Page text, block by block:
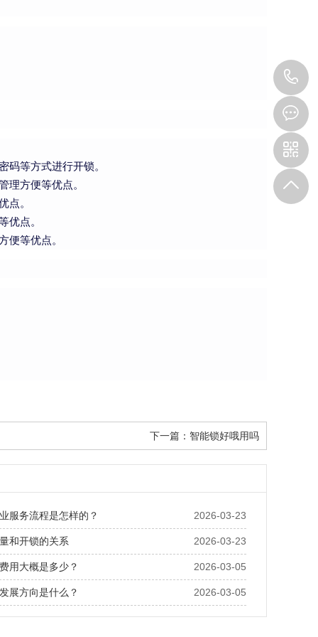
码等方式进行开锁。
理方便等优点。
点。
优点。
便等优点。
下一篇： 智能锁好哦用吗
2026-03-23
服务流程是怎样的？
2026-03-23
和开锁的关系
2026-03-05
用大概是多少？
2026-03-05
展方向是什么？